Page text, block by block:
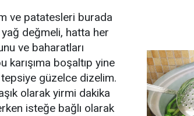
ve patatesleri burada
değmeli, hatta her
ve baharatları
karışıma boşaltıp yine
tepsiye güzelce dizelim.
olarak yirmi dakika
isteğe bağlı olarak